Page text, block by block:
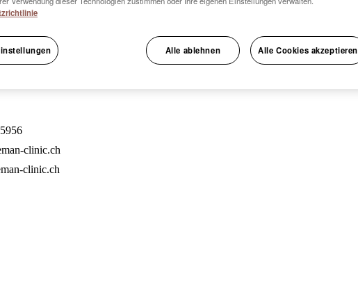
clinic.ch
clinic.ch
Alle ablehnen Alle Cookies akzeptieren